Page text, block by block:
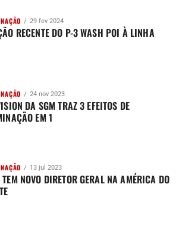
29 fev 2024
RECENTE DO P-3 WASH POI À LINHA
24 nov 2023
DA SGM TRAZ 3 EFEITOS DE
EM 1
13 jul 2023
NOVO DIRETOR GERAL NA AMÉRICA DO